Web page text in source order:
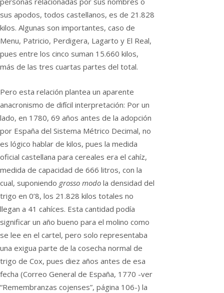
sus apodos, todos castellanos, es de 21.828
kilos. Algunas son importantes, caso de
Menu, Patricio, Perdigera, Lagarto y El Real,
pues entre los cinco suman 15.660 kilos,
más de las tres cuartas partes del total.
Pero esta relación plantea un aparente
anacronismo de difícil interpretación: Por un
lado, en 1780, 69 años antes de la adopción
por España del Sistema Métrico Decimal, no
es lógico hablar de kilos, pues la medida
oficial castellana para cereales era el cahíz,
medida de capacidad de 666 litros, con la
cual, suponiendo grosso modo la densidad del
trigo en 0’8, los 21.828 kilos totales no
llegan a 41 cahíces. Esta cantidad podía
significar un año bueno para el molino como
se lee en el cartel, pero solo representaba
una exigua parte de la cosecha normal de
trigo de Cox, pues diez años antes de esa
fecha (Correo General de España, 1770 -ver
“Remembranzas cojenses”, página 106-) la